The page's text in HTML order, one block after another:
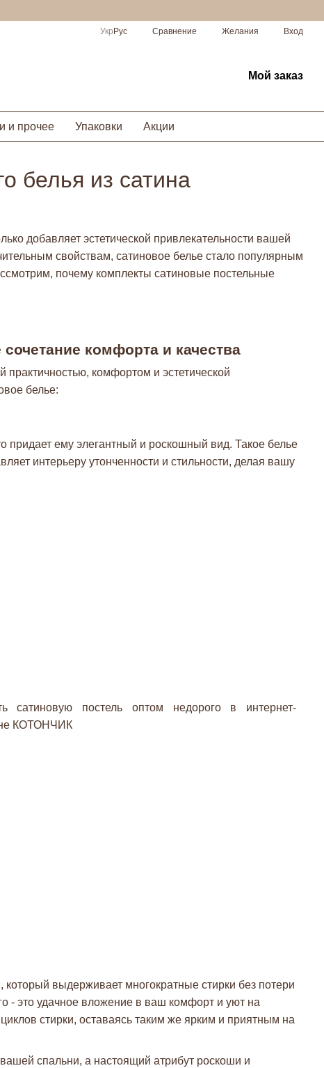
Укр Рус Сравнение Желания Вход
Мой заказ
и прочее Упаковки Акции
белья из сатина
добавляет эстетической привлекательности вашей
свойствам, сатиновое белье стало популярным
почему комплекты сатиновые постельные
комфорта и качества
практичностью, комфортом и эстетической
белье:
придает ему элегантный и роскошный вид. Такое белье
интерьеру утонченности и стильности, делая вашу
выдерживает многократные стирки без потери
- это удачное вложение в ваш комфорт и уют на
стирки, оставаясь таким же ярким и приятным на
вашей спальни, а настоящий атрибут роскоши и